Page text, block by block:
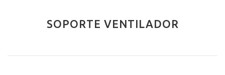
SOPORTE VENTILADOR